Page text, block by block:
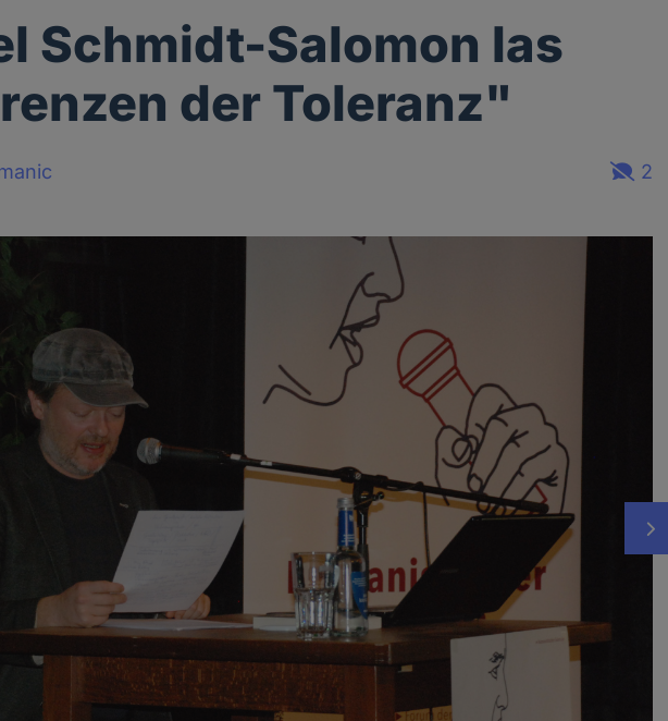
Schmidt-Salomon las
der Toleranz"
2